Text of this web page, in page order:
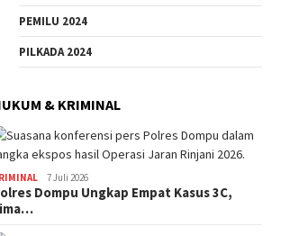
PEMILU 2024
PILKADA 2024
& KRIMINAL
7 Juli 2026
Dompu Ungkap Empat Kasus 3C,